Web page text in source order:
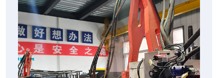
北京弯管拉弯加工哪家好？支持不锈钢、铝管、
方管拉弯定制
如果您正在寻找北京弯管拉弯加工哪家好，建议选择拥有新数控设